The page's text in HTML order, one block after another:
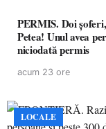
PERMIS. Doi
Petea! Unul avea
niciodată permis
acum 23 ore
LOCALE